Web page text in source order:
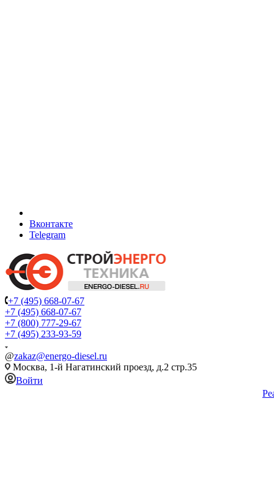
Вконтакте
Telegram
+7 (495) 668-07-67
+7 (495) 668-07-67
+7 (800) 777-29-67
+7 (495) 233-93-59
@zakaz@energo-diesel.ru
Москва, 1-й Нагатинский проезд, д.2 стр.35
Войти